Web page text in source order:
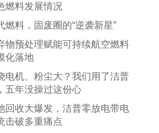
燃料发展情况
燃料，固废圈的“逆袭新星”
物预处理赋能可持续航空燃料
化落地
电机、粉尘大？我们用了洁普
五年没操过这份心
回收大爆发，洁普零放电带电
击破多重痛点